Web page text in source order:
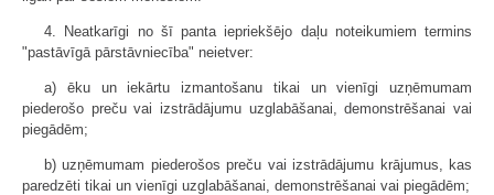
4. Neatkarīgi no šī panta iepriekšējo daļu noteikumiem termins
"pastāvīgā pārstāvniecība" neietver:
a) ēku un iekārtu izmantošanu tikai un vienīgi uzņēmumam
piederošo preču vai izstrādājumu uzglabāšanai, demonstrēšanai vai
piegādēm;
b) uzņēmumam piederošos preču vai izstrādājumu krājumus, kas
paredzēti tikai un vienīgi uzglabāšanai, demonstrēšanai vai piegādēm;